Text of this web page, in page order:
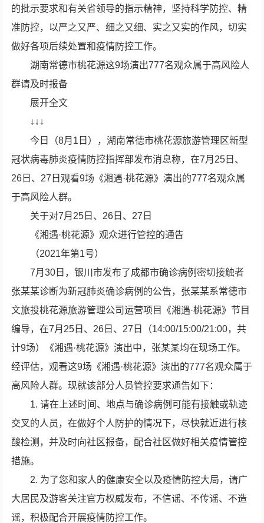
的批示要求和有关省领导的指示精神，坚持科学防控、精
准防控，以严之又严、细之又细、实之又实的作风，切实
做好各项后续处置和疫情防控工作。
湖南常德市桃花源这9场演出777名观众属于高风险人
群请及时报备
展开全文
↓↓↓
今日（8月1日），湖南常德市桃花源旅游管理区新型
冠状病毒肺炎疫情防控指挥部发布消息称，在7月25日、
26日、27日观看9场《湘遇·桃花源》演出的777名观众属
于高风险人群。
关于对7月25日、26日、27日
《湘遇·桃花源》观众进行管控的通告
（2021年第1号）
7月30日，银川市发布了成都市确诊病例密切接触者
张某某诊断为新冠肺炎确诊病例的公告，张某某系常德市
文旅投桃花源旅游管理公司运营项目《湘遇·桃花源》节目
编导，在7月25日、26日、27日（14:00/15:00/21:00，共
计9场）《湘遇·桃花源》演出中，张某某均在现场工作。
经评估，观看这9场《湘遇·桃花源》演出的777名观众属于
高风险人群。现就该部分人员管控要求通告如下：
1. 请在上述时间、地点与确诊病例可能有接触或轨迹
交叉的人员，在做好个人防护的情况下，尽快就近进行核
酸检测，并及时向社区报备，配合社区做好相关疫情管控
措施。
2. 为了您和家人的健康安全以及疫情防控大局，请广
大居民及游客关注官方权威发布，不信谣、不传谣、不造
谣，积极配合开展疫情防控工作。